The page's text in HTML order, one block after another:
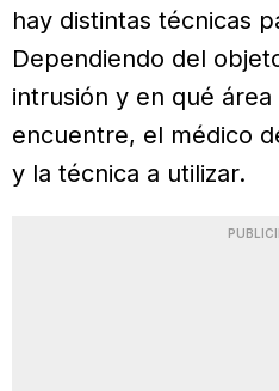
hay distintas técnicas
Dependiendo del
intrusión y en qué área
encuentre, el médico
y la técnica a utilizar.